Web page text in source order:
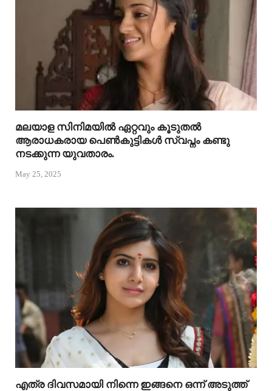
മലയാള സിനിമയിൽ ഏറ്റവും കൂടുതൽ
ആരാധകരായ പെൺകുട്ടികൾ സ്വപ്നം കണ്ടു
നടക്കുന്ന യുവതാരം.
May 25, 2025
എത്ര ദിവസമായി നിന്നെ ഇങ്ങനെ ഒന്ന് അടുത്ത്